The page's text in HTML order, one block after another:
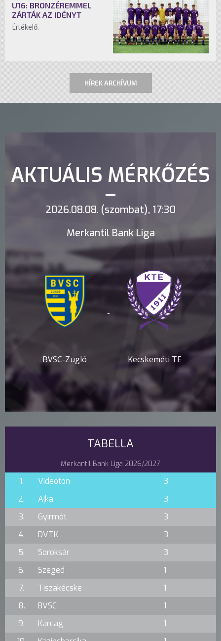
U16: BRONZÉREMMEL
ZÁRTÁK AZ IDÉNYT
Értékelő.
HÍREK ARCHÍVUM
AKTUÁLIS MÉRKŐZÉS
2026.08.08. (szombat), 17:30
Merkantil Bank Liga
BVSC-Zugló
-
Kecskeméti TE
TABELLA
Merkantil Bank Liga 2026/2027
1. Videoton
3
2.
Ajka
3
3.
Gyirmót
3
4.
DVTK
3
5.
Soroksár
3
6.
Szeged
1
7.
Tiszakécske
1
8.
BVSC
1
9.
Karcag
1